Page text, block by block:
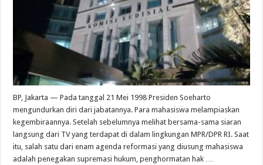
BP, Jakarta — Pada tanggal 21 Mei 1998 Presiden Soeharto
mengundurkan diri dari jabatannya. Para mahasiswa melampiaskan
kegembiraannya. Setelah sebelumnya melihat bersama-sama siaran
langsung dari TV yang terdapat di dalam lingkungan MPR/DPR RI. Saat
itu, salah satu dari enam agenda reformasi yang diusung mahasiswa
adalah penegakan supremasi hukum, penghormatan hak …